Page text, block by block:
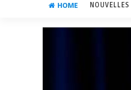
HOME NOUVELLES